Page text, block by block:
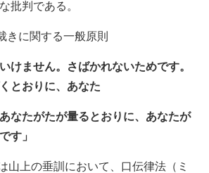
批判である。
関する一般原則
けません。さばかれないためです。
とおりに、あなた
なたがたが量るとおりに、あなたが
す」
山上の垂訓において、口伝律法（ミ